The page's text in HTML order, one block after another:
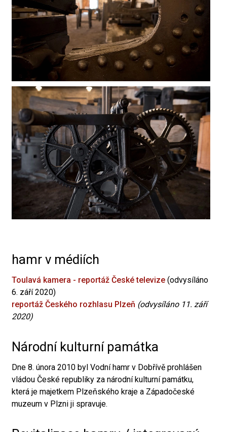
hamr v médiích
Toulavá kamera - reportáž České televize (odvysíláno
6. září 2020)
reportáž Českého rozhlasu Plzeň (odvysíláno 11. září
2020)
Národní kulturní památka
Dne 8. února 2010 byl Vodní hamr v Dobřívě prohlášen
vládou České republiky za národní kulturní památku,
která je majetkem Plzeňského kraje a Západočeské
muzeum v Plzni ji spravuje.